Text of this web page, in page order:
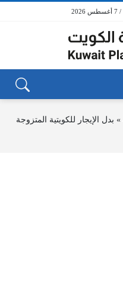
» بدل الإيجار للكويتية المتزوجة